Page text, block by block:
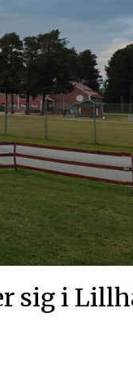
sig i